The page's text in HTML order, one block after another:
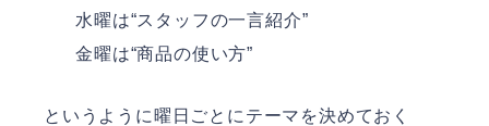
水曜は“スタッフの一言紹介”
金曜は“商品の使い方”
というように曜日ごとにテーマを決めておく